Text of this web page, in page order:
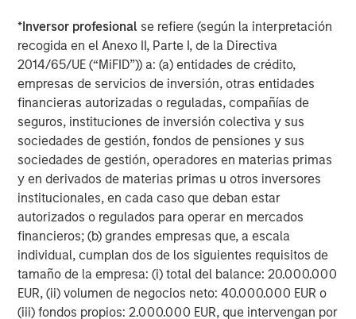
*Inversor profesional se refiere (según la interpretación
recogida en el Anexo II, Parte I, de la Directiva
2014/65/UE (“MiFID”)) a: (a) entidades de crédito,
empresas de servicios de inversión, otras entidades
financieras autorizadas o reguladas, compañías de
seguros, instituciones de inversión colectiva y sus
sociedades de gestión, fondos de pensiones y sus
sociedades de gestión, operadores en materias primas
y en derivados de materias primas u otros inversores
institucionales, en cada caso que deban estar
autorizados o regulados para operar en mercados
financieros; (b) grandes empresas que, a escala
individual, cumplan dos de los siguientes requisitos de
tamaño de la empresa: (i) total del balance: 20.000.000
EUR, (ii) volumen de negocios neto: 40.000.000 EUR o
(iii) fondos propios: 2.000.000 EUR, que intervengan por
management buyouts, acquisitions, growth financings,
refinancings, and recapitalisations.
ARTÍCULOS RELACIONADOS
ARTÍCULO
European Private Credit: Still an All-Weather
Asset Class?
ARTÍCULO
European Private Credit: Why Now?
ALTS IN FOCUS